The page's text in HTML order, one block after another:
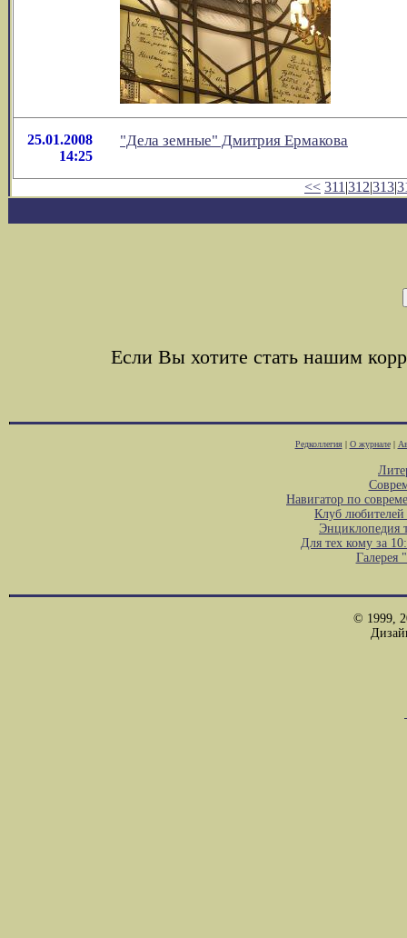
25.01.2008
14:25
"Дела земные" Дмитрия Ермакова
<< 311 |312|313|
Если Вы хотите стать нашим
Редколлегия| О журнале|
Навигатор по
Клуб любителей
Энциклопедия
Для тех кому за
Галерея
© 1999,